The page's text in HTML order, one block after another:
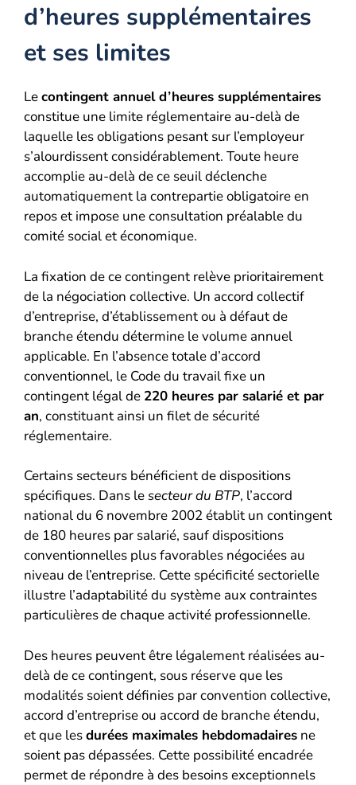
d’heures supplémentaires
et ses limites
Lecontingent annuel d’heures supplémentaires
constitue une limite réglementaire au-delà de
laquelle les obligations pesant sur l’employeur
s’alourdissent considérablement. Toute heure
accomplie au-delà de ce seuil déclenche
automatiquement la contrepartie obligatoire en
repos et impose une consultation préalable du
comité social et économique.
La fixation de ce contingent relève prioritairement
de la négociation collective. Un accord collectif
d’entreprise, d’établissement ou à défaut de
branche étendu détermine le volume annuel
applicable. En l’absence totale d’accord
conventionnel, le Code du travail fixe un
contingent légal de 220 heures par salarié et par
an, constituant ainsi un filet de sécurité
réglementaire.
Certains secteurs bénéficient de dispositions
spécifiques. Dans lesecteur du BTP, l’accord
national du 6 novembre 2002 établit un contingent
de 180 heures par salarié, sauf dispositions
conventionnelles plus favorables négociées au
niveau de l’entreprise. Cette spécificité sectorielle
illustre l’adaptabilité du système aux contraintes
particulières de chaque activité professionnelle.
Des heures peuvent être légalement réalisées au-
delà de ce contingent, sous réserve que les
modalités soient définies par convention collective,
accord d’entreprise ou accord de branche étendu,
et que lesdurées maximales hebdomadaires ne
soient pas dépassées. Cette possibilité encadrée
permet de répondre à des besoins exceptionnels